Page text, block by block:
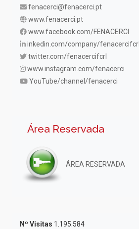
fenacerci@fenacerci.pt
www.fenacerci.pt
www.facebook.com/FENACERCI
inkedin.com/company/fenacercifcrl
twitter.com/fenacercifcrl
www.instagram.com/fenacerci
YouTube/channel/fenacerci
Área Reservada
ÁREA RESERVADA
Nº Visitas 1.195.584